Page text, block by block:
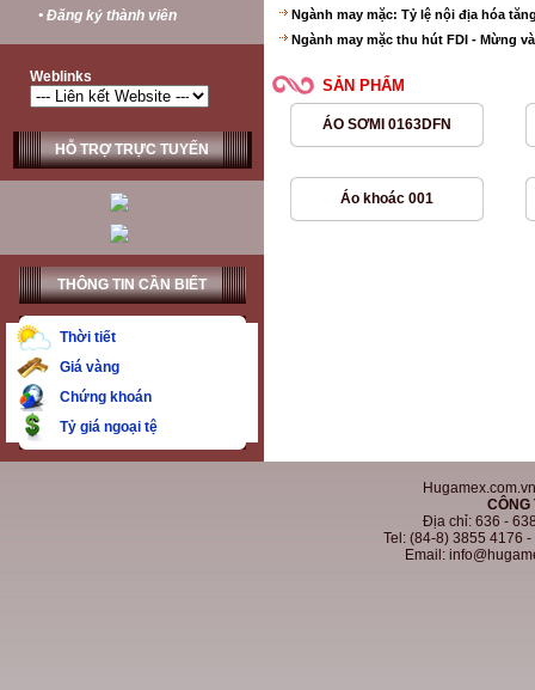
• Đăng ký thành viên
Weblinks
HỖ TRỢ TRỰC TUYẾN
THÔNG TIN CẦN BIẾT
Thời tiết
Giá vàng
Chứng khoán
Tỷ giá ngoại tệ
Ngành may mặc: Tỷ lệ nội địa hóa
Ngành may mặc thu hút FDI - Mừng
SẢN PHẨM
ÁO SƠMI 0163DFN
Áo khoác 001
CÔNG
Địa chỉ: 636 -
Tel: (84-8) 3855 4176
Email: